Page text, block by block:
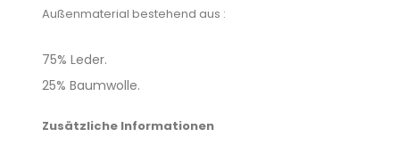
Außenmaterial bestehend aus :
75% Leder.
25% Baumwolle.
Zusätzliche Informationen